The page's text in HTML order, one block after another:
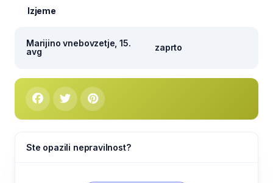
Izjeme
Marijino vnebovzetje, 15.
avg
zaprto
Ste opazili nepravilnost?